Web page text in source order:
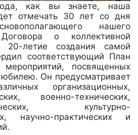
как вы знаете, наша
отмечать 30 лет со дня
нашего
о коллективной
20-летие создания самой
соответствующий План
посвященных
Он предусматривает
организационных,
военно-технических,
культурно-
научно-практических и